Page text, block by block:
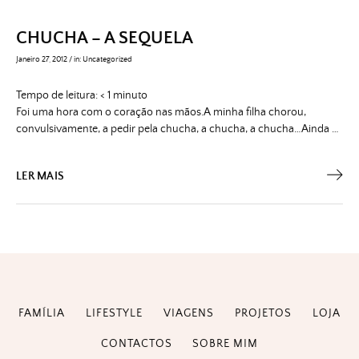
CHUCHA – A SEQUELA
Janeiro 27, 2012/in: Uncategorized
Tempo de leitura:< 1 minuto
Foi uma hora com o coração nas mãos.A minha filha chorou,
convulsivamente, a pedir pela chucha, a chucha, a chucha…Ainda …
LER MAIS
FAMÍLIA LIFESTYLE VIAGENS PROJETOS LOJA
CONTACTOS SOBRE MIM